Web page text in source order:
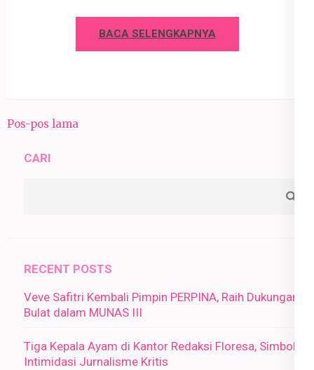
BACA SELENGKAPNYA
Navigasi
Pos-pos lama
CARI
RECENT POSTS
Veve Safitri Kembali Pimpin PERPINA, Raih Dukungan
Bulat dalam MUNAS III
Tiga Kepala Ayam di Kantor Redaksi Floresa, Simbol
Intimidasi Jurnalisme Kritis